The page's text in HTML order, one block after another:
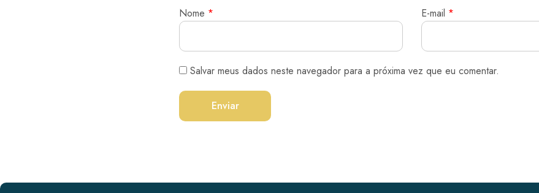
Nome * E-mail *
Salvar meus dados neste navegador para a próxima vez que eu comentar.